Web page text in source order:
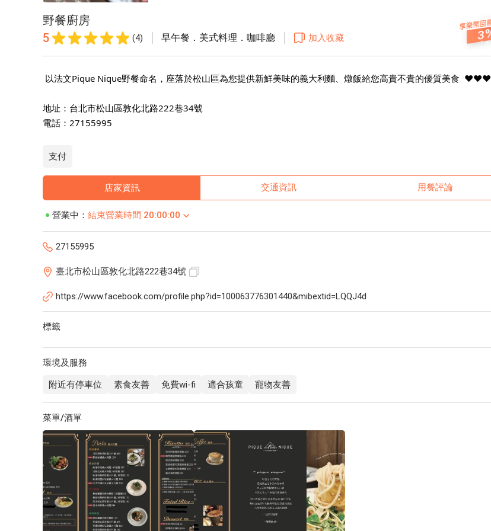
野餐廚房
5
(4) 早午餐．美式料理．咖啡廳 加入收藏 3
以法文Pique Nique野餐命名，座落於松山區為您提供新鮮美味的義大利麵、燉飯給您高貴不貴的優質美食 ❤️❤️❤️
地址：台北市松山區敦化北路222巷34號
電話：27155995
支付
店家資訊 交通資訊 用餐評論
營業中： 結束營業時間 20:00:00
27155995
臺北市松山區敦化北路222巷34號
https://www.facebook.com/profile.php?id=100063776301440&mibextid=LQQJ4d
標籤
環境及服務
附近有停車位 素食友善 免費wi-fi 適合孩童 寵物友善
菜單/酒單